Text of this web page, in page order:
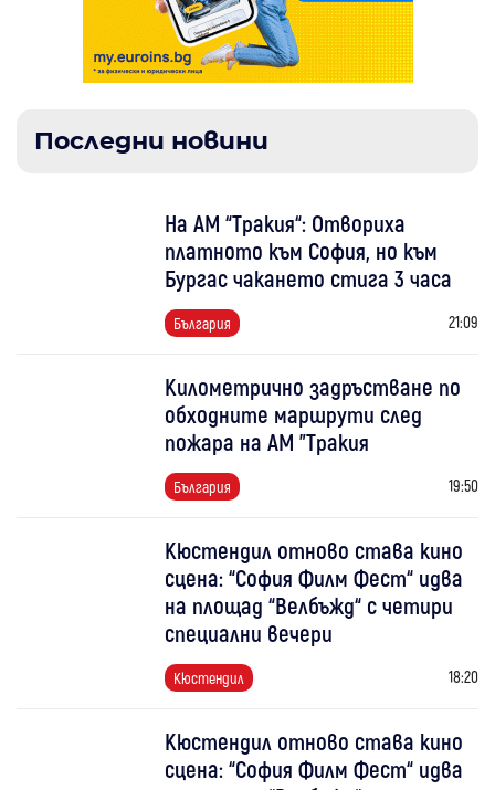
Последни новини
На АМ “Тракия“: Отвориха
платното към София, но към
Бургас чакането стига 3 часа
България 21:09
Километрично задръстване по
обходните маршрути след
пожара на АМ "Тракия
България 19:50
Кюстендил отново става кино
сцена: “София Филм Фест“ идва
на площад “Велбъжд“ с четири
специални вечери
Кюстендил 18:20
Кюстендил отново става кино
сцена: “София Филм Фест“ идва